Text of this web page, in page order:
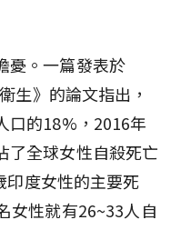
憂。一篇發表於
生》的論文指出，
口的18%，2016年
了全球女性自殺死亡
印度女性的主要死
女性就有26~33人自